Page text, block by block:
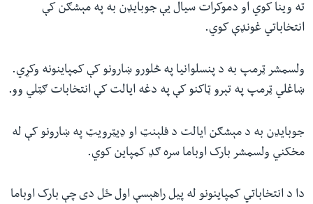
ته وینا کوي او دموکرات سیال یې جوبایډن به په مېشګن کې
انتخاباتي غونډې کوي.
ولسمشر ټرمپ به د پنسلوانیا په څلورو ښارونو کې کمپاینونه وکړي.
ښاغلي ټرمپ په تېرو ټاکنو کې په دغه ایالت کې انتخابات ګټلي وو.
جوبایډن به د مېشګن ایالت د فلېنټ او ډیټرویټ په ښارونو کې له
مخکني ولسمشر بارک اوباما سره ګډ کمپاین کوي.
دا د انتخاباتي کمپاینونو له پیل راهېسې اول ځل دی چې بارک اوباما